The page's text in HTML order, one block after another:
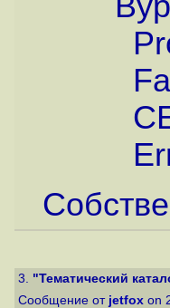
3. "Тематический
Сообщение от jetfox on